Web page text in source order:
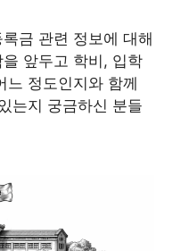
금 관련 정보에 대해
앞두고 학비, 입학
느 정도인지와 함께
는지 궁금하신 분들